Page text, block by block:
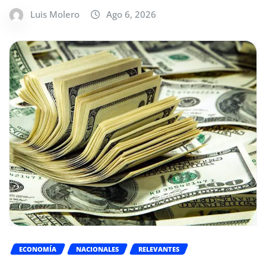
Luis Molero Ago 6, 2026
ECONOMÍA NACIONALES RELEVANTES